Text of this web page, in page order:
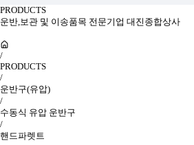
PRODUCTS
운반,보관 및 이송품목 전문기업 대진종합상사
/
PRODUCTS
/
운반구(유압)
/
수동식 유압 운반구
/
핸드파렛트